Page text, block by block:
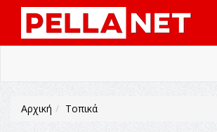
Αρχική Τοπικά